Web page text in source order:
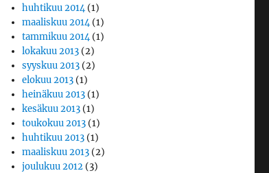
huhtikuu 2014(1)
maaliskuu 2014(1)
tammikuu 2014(1)
lokakuu 2013 (2)
syyskuu 2013 (2)
elokuu 2013 (1)
heinäkuu 2013 (1)
kesäkuu 2013 (1)
toukokuu 2013 (1)
huhtikuu 2013 (1)
maaliskuu 2013 (2)
joulukuu 2012 (3)